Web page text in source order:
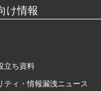
け情報
立ち資料
ティ・情報漏洩ニュース